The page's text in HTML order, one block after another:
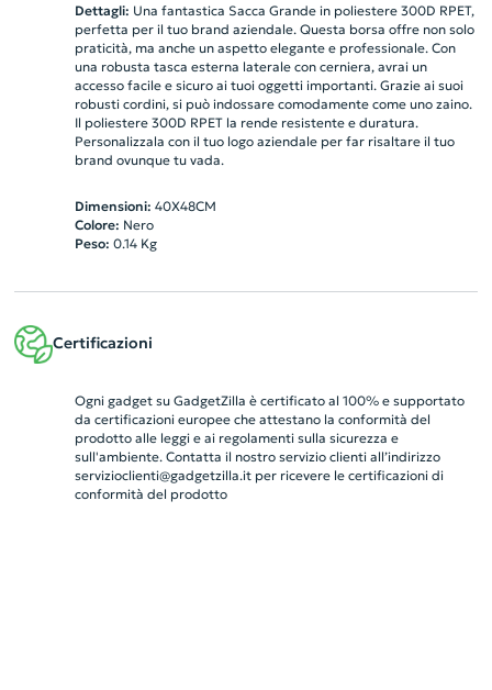
Dettagli: Una fantastica Sacca Grande in poliestere 300D RPET,
perfetta per il tuo brand aziendale. Questa borsa offre non solo
praticità, ma anche un aspetto elegante e professionale. Con
una robusta tasca esterna laterale con cerniera, avrai un
accesso facile e sicuro ai tuoi oggetti importanti. Grazie ai suoi
robusti cordini, si può indossare comodamente come uno zaino.
Il poliestere 300D RPET la rende resistente e duratura.
Personalizzala con il tuo logo aziendale per far risaltare il tuo
brand ovunque tu vada.
Dimensioni: 40X48CM
Colore: Nero
Peso: 0.14Kg
Certificazioni
Ogni gadget su GadgetZilla è certificato al 100% e supportato
da certificazioni europee che attestano la conformità del
prodotto alle leggi e ai regolamenti sulla sicurezza e
sull'ambiente. Contatta il nostro servizio clienti all’indirizzo
servizioclienti@gadgetzilla.itper ricevere le certificazioni di
conformità del prodotto